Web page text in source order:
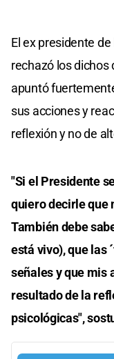
El ex presidente de
rechazó los dichos
apuntó
sus acciones y
reflexión y no de
"Si el Presidente
quiero decirle que
También debe
está vivo), que las
señales y que mis
resultado de la
psicológicas",